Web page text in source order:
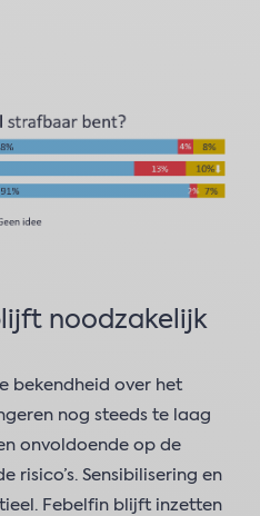
noodzakelijk
bekendheid over het
nog steeds te laag
onvoldoende op de
risico’s. Sensibilisering en
Febelfin blijft inzetten